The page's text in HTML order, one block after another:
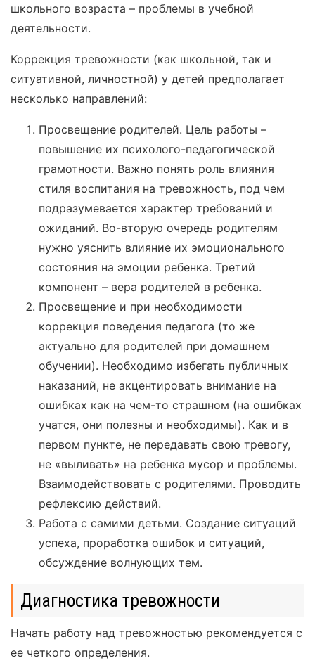
школьного возраста – проблемы в учебной
деятельности.
Коррекция тревожности (как школьной, так и
ситуативной, личностной) у детей предполагает
несколько направлений:
Просвещение родителей. Цель работы –
повышение их психолого-педагогической
грамотности. Важно понять роль влияния
стиля воспитания на тревожность, под чем
подразумевается характер требований и
ожиданий. Во-вторую очередь родителям
нужно уяснить влияние их эмоционального
состояния на эмоции ребенка. Третий
компонент – вера родителей в ребенка.
Просвещение и при необходимости
коррекция поведения педагога (то же
актуально для родителей при домашнем
обучении). Необходимо избегать публичных
наказаний, не акцентировать внимание на
ошибках как на чем-то страшном (на ошибках
учатся, они полезны и необходимы). Как и в
первом пункте, не передавать свою тревогу,
не «выливать» на ребенка мусор и проблемы.
Взаимодействовать с родителями. Проводить
рефлексию действий.
Работа с самими детьми. Создание ситуаций
успеха, проработка ошибок и ситуаций,
обсуждение волнующих тем.
Диагностика тревожности
Начать работу над тревожностью рекомендуется с
ее четкого определения.